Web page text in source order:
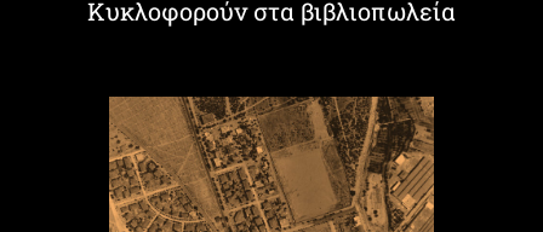
Κυκλοφορούν στα βιβλιοπωλεία